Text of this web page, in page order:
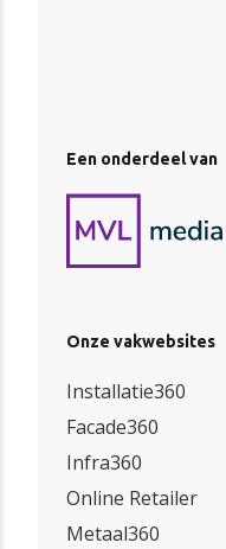
Een onderdeel van
Onze vakwebsites
Installatie360
Facade360
Infra360
Online Retailer
Metaal360